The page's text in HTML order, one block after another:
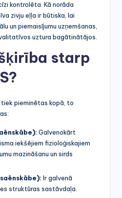
kontrolēta. Kā norāda
zivju eļļa ir būtiska, lai
un piemaisījumu uzņemšanas,
uztura bagātinātājos.
starp
tiek pieminētas kopā, to
Galvenokārt
iekšējiem fizioloģiskajiem
mazināšanu un sirds
Ir galvenā
struktūras sastāvdaļa.